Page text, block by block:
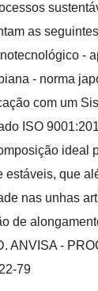
as
-
- norma
com um
ISO
ideal
estáveis, que
nas unhas
de
ANVISA -
79